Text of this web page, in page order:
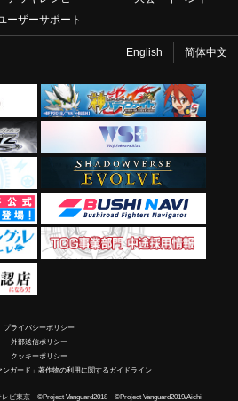
ーザーサポート
English 简体中文
プライバシーポリシー
外部送信ポリシー
クッキーポリシー
ンガード」著作物の利用に関するガイドライン
ビ東京 ©Project Vanguard2018 ©Project Vanguard2019/Aichi